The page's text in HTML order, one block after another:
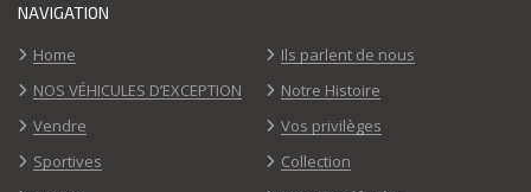
NAVIGATION
Home
Ils parlent de nous
NOS VÉHICULES D’EXCEPTION
Notre Histoire
Vendre
Vos privilèges
Sportives
Collection